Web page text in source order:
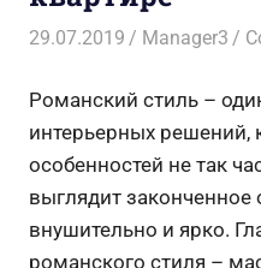
29.07.2019 Manager3
Романский стиль –
интерьерных решений,
особенностей не так
выглядит
внушительно и ярко.
романского стиля –